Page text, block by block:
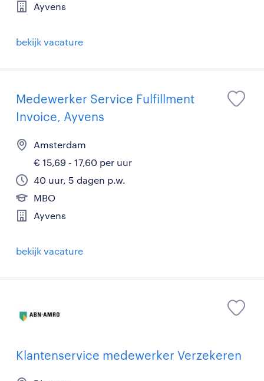
Ayvens
bekijk vacature
Medewerker Service Fulfillment
Invoice, Ayvens
Amsterdam
€ 15,69 - 17,60 per uur
40 uur, 5 dagen p.w.
MBO
Ayvens
bekijk vacature
Klantenservice medewerker Verzekeren